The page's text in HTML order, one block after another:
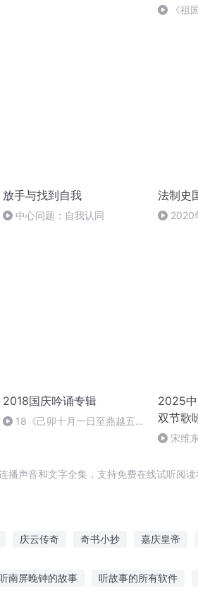
《祖
放手与找到自我
中心问题：自我认同
法制史
2020
2018国庆吟诵专辑
18《己卯十月一日至燕越五
2025
双节歌
宋维
声音和文字全集，支持免费在线试听阅读
庆云传奇 奇书小抄 嘉庆皇帝
南屏晚钟的故事 听故事的所有软件